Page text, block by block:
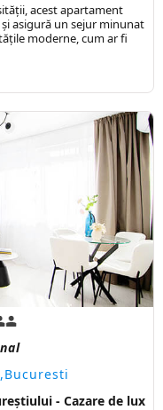
acest apartament
asigură un sejur minunat
moderne, cum ar fi
- Cazare de lux